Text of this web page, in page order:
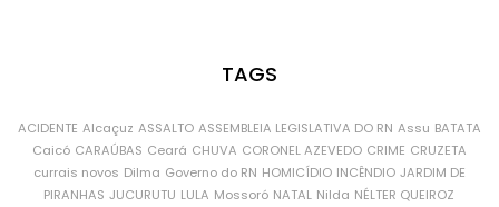
TAGS
ACIDENTE Alcaçuz ASSALTO ASSEMBLEIA LEGISLATIVA DO RN Assu BATATA
Caicó CARAÚBAS Ceará CHUVA CORONEL AZEVEDO CRIME CRUZETA
currais novos Dilma Governo do RN HOMICÍDIO INCÊNDIO JARDIM DE
PIRANHAS JUCURUTU LULA Mossoró NATAL Nilda NÉLTER QUEIROZ